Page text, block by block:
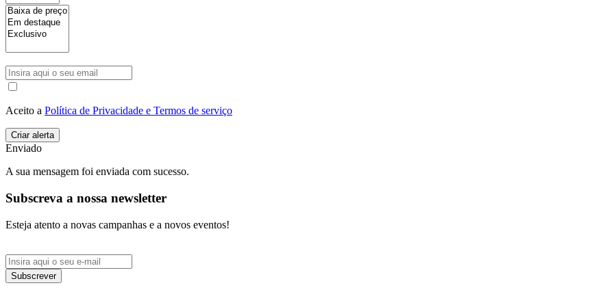
Aceito a Política de Privacidade e Termos de serviço
Enviado
A sua mensagem foi enviada com sucesso.
Subscreva a nossa newsletter
Esteja atento a novas campanhas e a novos eventos!